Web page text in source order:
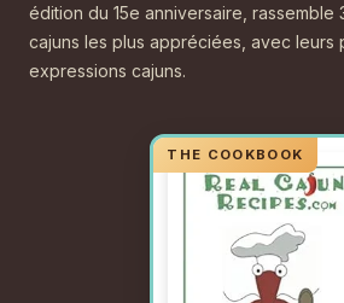
édition du 15e anniversaire,
cajuns les plus appréciées, avec leurs
expressions cajuns.